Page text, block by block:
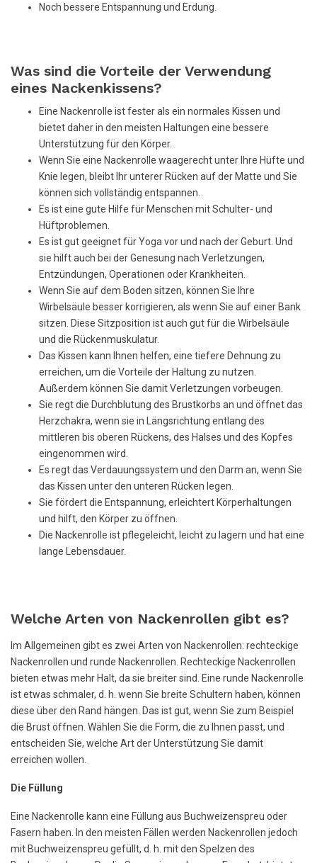
Noch bessere Entspannung und Erdung.
Was sind die Vorteile der Verwendung
eines Nackenkissens?
Eine Nackenrolle ist fester als ein normales Kissen und
bietet daher in den meisten Haltungen eine bessere
Unterstützung für den Körper.
Wenn Sie eine Nackenrolle waagerecht unter Ihre Hüfte und
Knie legen, bleibt Ihr unterer Rücken auf der Matte und Sie
können sich vollständig entspannen.
Es ist eine gute Hilfe für Menschen mit Schulter- und
Hüftproblemen.
Es ist gut geeignet für Yoga vor und nach der Geburt. Und
sie hilft auch bei der Genesung nach Verletzungen,
Entzündungen, Operationen oder Krankheiten.
Wenn Sie auf dem Boden sitzen, können Sie Ihre
Wirbelsäule besser korrigieren, als wenn Sie auf einer Bank
sitzen. Diese Sitzposition ist auch gut für die Wirbelsäule
und die Rückenmuskulatur.
Das Kissen kann Ihnen helfen, eine tiefere Dehnung zu
erreichen, um die Vorteile der Haltung zu nutzen.
Außerdem können Sie damit Verletzungen vorbeugen.
Sie regt die Durchblutung des Brustkorbs an und öffnet das
Herzchakra, wenn sie in Längsrichtung entlang des
mittleren bis oberen Rückens, des Halses und des Kopfes
eingenommen wird.
Es regt das Verdauungssystem und den Darm an, wenn Sie
das Kissen unter den unteren Rücken legen.
Sie fördert die Entspannung, erleichtert Körperhaltungen
und hilft, den Körper zu öffnen.
Die Nackenrolle ist pflegeleicht, leicht zu lagern und hat eine
lange Lebensdauer.
Welche Arten von Nackenrollen gibt es?
Im Allgemeinen gibt es zwei Arten von Nackenrollen: rechteckige
Nackenrollen und runde Nackenrollen. Rechteckige Nackenrollen
bieten etwas mehr Halt, da sie breiter sind. Eine runde Nackenrolle
ist etwas schmaler, d. h. wenn Sie breite Schultern haben, können
diese über den Rand hängen. Das ist gut, wenn Sie zum Beispiel
die Brust öffnen. Wählen Sie die Form, die zu Ihnen passt, und
entscheiden Sie, welche Art der Unterstützung Sie damit
erreichen wollen.
Die Füllung
Eine Nackenrolle kann eine Füllung aus Buchweizenspreu oder
Fasern haben. In den meisten Fällen werden Nackenrollen jedoch
mit Buchweizenspreu gefüllt, d. h. mit den Spelzen des